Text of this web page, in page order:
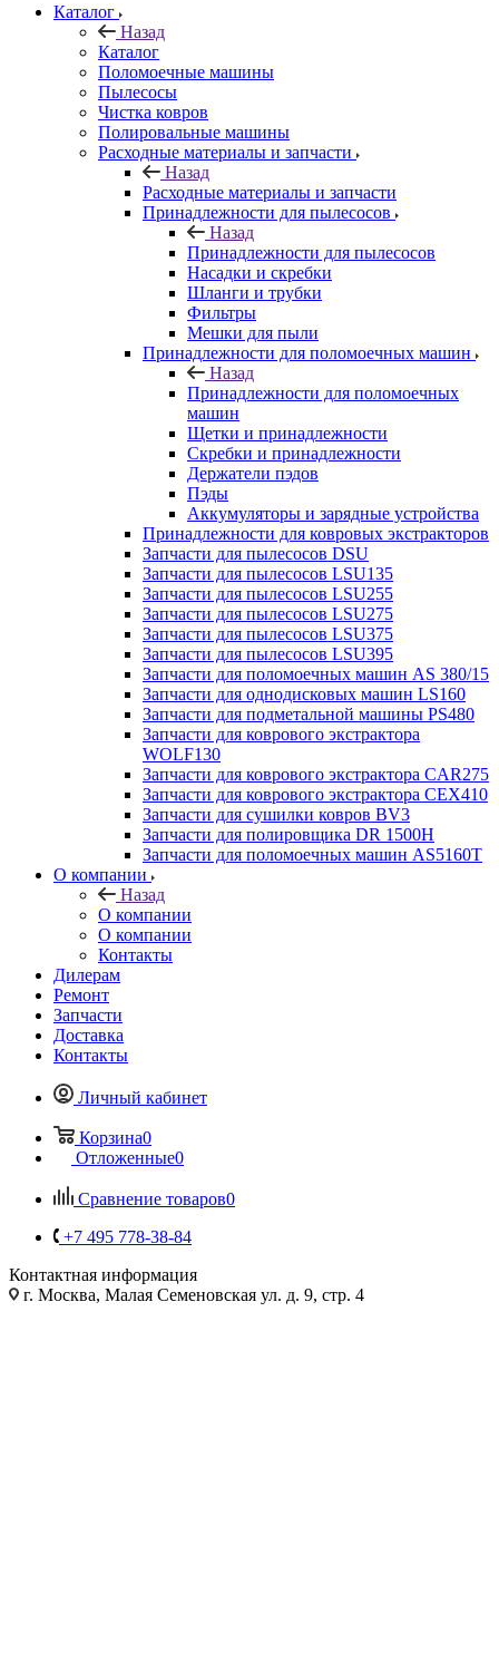
Каталог
Назад
Каталог
Поломоечные машины
Пылесосы
Чистка ковров
Полировальные машины
Расходные материалы и запчасти
Назад
Расходные материалы и запчасти
Принадлежности для пылесосов
Назад
Принадлежности для пылесосов
Насадки и скребки
Шланги и трубки
Фильтры
Мешки для пыли
Принадлежности для поломоечных машин
Назад
Принадлежности для поломоечных
машин
Щетки и принадлежности
Скребки и принадлежности
Держатели пэдов
Пэды
Аккумуляторы и зарядные устройства
Принадлежности для ковровых экстракторов
Запчасти для пылесосов DSU
Запчасти для пылесосов LSU135
Запчасти для пылесосов LSU255
Запчасти для пылесосов LSU275
Запчасти для пылесосов LSU375
Запчасти для пылесосов LSU395
Запчасти для поломоечных машин AS 380/15
Запчасти для однодисковых машин LS160
Запчасти для подметальной машины PS480
Запчасти для коврового экстрактора
WOLF130
Запчасти для коврового экстрактора CAR275
Запчасти для коврового экстрактора CEX410
Запчасти для сушилки ковров BV3
Запчасти для полировщика DR 1500H
Запчасти для поломоечных машин AS5160T
О компании
Назад
О компании
О компании
Контакты
Дилерам
Ремонт
Запчасти
Доставка
Контакты
Личный кабинет
Корзина0
Отложенные0
Сравнение товаров0
+7 495 778-38-84
Контактная информация
г. Москва, Малая Семеновская ул. д. 9, стр. 4